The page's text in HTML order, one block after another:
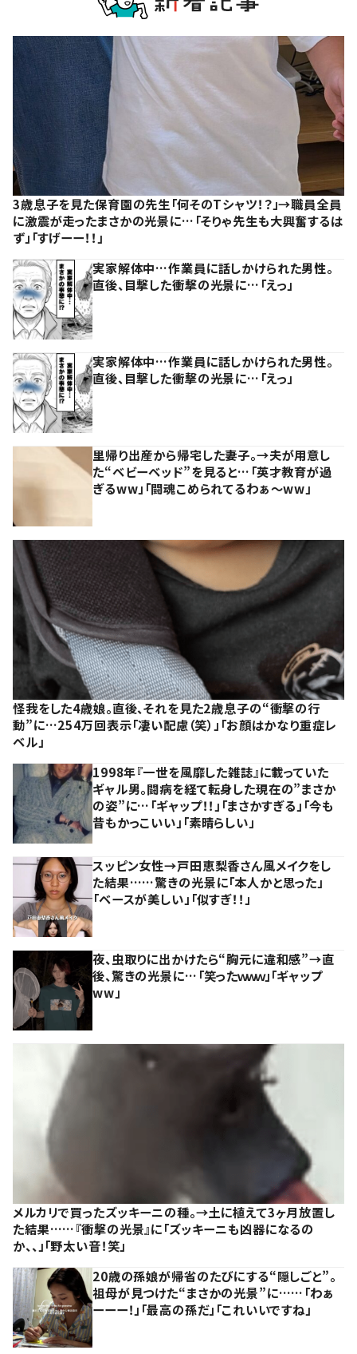
3歳息子を見た保育園の先生「何そのTシャツ！？」→職員全員
に激震が走ったまさかの光景に…「そりゃ先生も大興奮するは
ず」「すげーー！！」
実家解体中…作業員に話しかけられた男性。
直後、目撃した衝撃の光景に…「えっ」
実家解体中…作業員に話しかけられた男性。
直後、目撃した衝撃の光景に…「えっ」
里帰り出産から帰宅した妻子。→夫が用意し
た“ベビーベッド”を見ると…「英才教育が過
ぎるww」「闘魂こめられてるわぁ～ww」
怪我をした4歳娘。直後、それを見た2歳息子の“衝撃の行
動”に…254万回表示「凄い配慮（笑）」「お顔はかなり重症レ
ベル」
1998年『一世を風靡した雑誌』に載っていた
ギャル男。闘病を経て転身した現在の”まさか
の姿”に…「ギャップ！！」「まさかすぎる」「今も
昔もかっこいい」「素晴らしい」
スッピン女性→戸田恵梨香さん風メイクをし
た結果……驚きの光景に「本人かと思った」
「ベースが美しい」「似すぎ！！」
夜、虫取りに出かけたら“胸元に違和感”→直
後、驚きの光景に…「笑ったｗｗｗ」「ギャップ
ww」
メルカリで買ったズッキーニの種。→土に植えて3ヶ月放置し
た結果……『衝撃の光景』に「ズッキーニも凶器になるの
か、、」「野太い音！笑」
20歳の孫娘が帰省のたびにする“隠しごと”。
祖母が見つけた“まさかの光景”に……「わぁ
ーーー！」「最高の孫だ」「これいいですね」